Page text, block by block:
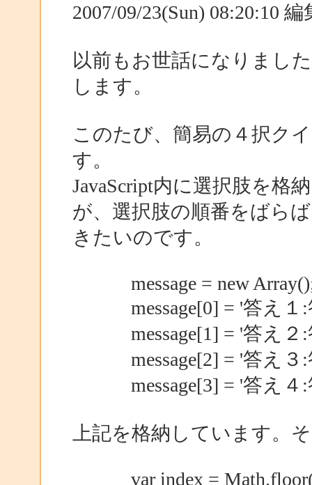
2007/09/23(Sun) 08:20:10
以前もお世話になりまし
します。
このたび、簡易の４択ク
す。
JavaScript内に選択肢を格
が、選択肢の順番をばら
きたいのです。
message = new
message[0] = '答え１:
message[1] = '答え２:
message[2] = '答え３:
message[3] = '答え４:
上記を格納しています。
var index =